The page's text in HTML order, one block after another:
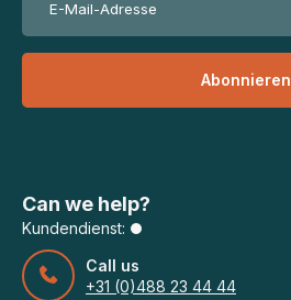
Abonnieren
Can we help?
Kundendienst:
Call us
+31 (0)488 23 44 44